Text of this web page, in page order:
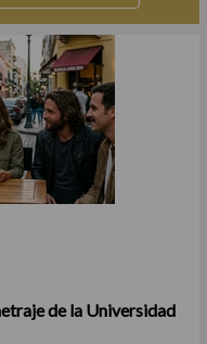
de la Universidad